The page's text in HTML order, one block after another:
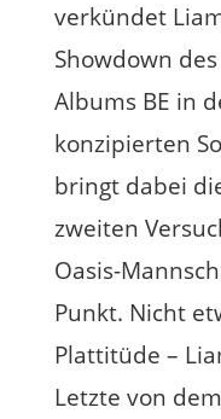
verkündet
Showdown
Albums BE in
konzipierten
bringt dabei
zweiten
Oasis-
Punkt. Nicht
Plattitüde –
Letzte von